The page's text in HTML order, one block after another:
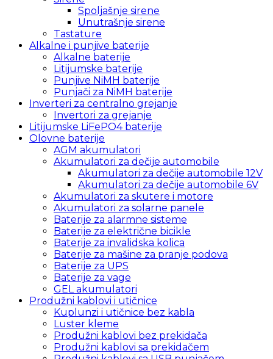
Spoljašnje sirene
Unutrašnje sirene
Tastature
Alkalne i punjive baterije
Alkalne baterije
Litijumske baterije
Punjive NiMH baterije
Punjači za NiMH baterije
Inverteri za centralno grejanje
Invertori za grejanje
Litijumske LiFePO4 baterije
Olovne baterije
AGM akumulatori
Akumulatori za dečije automobile
Akumulatori za dečije automobile 12V
Akumulatori za dečije automobile 6V
Akumulatori za skutere i motore
Akumulatori za solarne panele
Baterije za alarmne sisteme
Baterije za električne bicikle
Baterije za invalidska kolica
Baterije za mašine za pranje podova
Baterije za UPS
Baterije za vage
GEL akumulatori
Produžni kablovi i utičnice
Kuplunzi i utičnice bez kabla
Luster kleme
Produžni kablovi bez prekidača
Produžni kablovi sa prekidačem